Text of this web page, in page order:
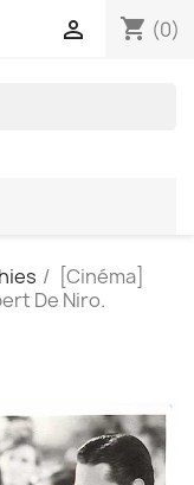
shopping_cart (0)

[Cinéma]
De Niro.